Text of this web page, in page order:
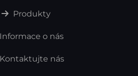
Produkty
Informace o nás
Kontaktujte nás